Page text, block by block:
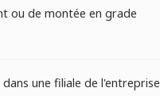
ou de montée en grade
une filiale de l'entreprise